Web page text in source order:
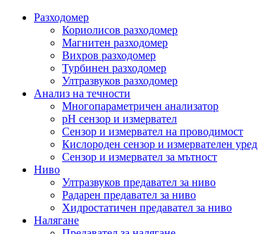
Разходомер
Кориолисов разходомер
Магнитен разходомер
Вихров разходомер
Турбинен разходомер
Ултразвуков разходомер
Анализ на течности
Многопараметричен анализатор
pH сензор и измервател
Сензор и измервател на проводимост
Кислороден сензор и измервателен уред
Сензор и измервател за мътност
Ниво
Ултразвуков предавател за ниво
Радарен предавател за ниво
Хидростатичен предавател за ниво
Налягане